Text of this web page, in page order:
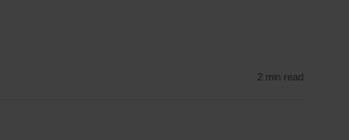
2 min read